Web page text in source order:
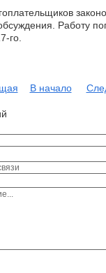
Работу
го.
В начало